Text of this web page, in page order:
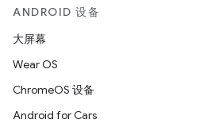
ANDROID 设备
大屏幕
Wear OS
ChromeOS 设备
Android for Cars